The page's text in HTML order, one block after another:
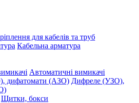
для кабелів та труб
Кабельна арматура
Автоматичні вимикачі
Дифреле (УЗО),
Щитки, бокси